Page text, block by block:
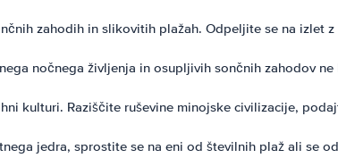
zahodih in slikovitih plažah. Odpeljite se na izlet
nočnega življenja in osupljivih sončnih zahodov
kulturi. Raziščite ruševine minojske civilizacije,
jedra, sprostite se na eni od številnih plaž ali se